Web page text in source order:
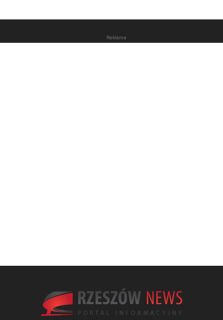
Reklama